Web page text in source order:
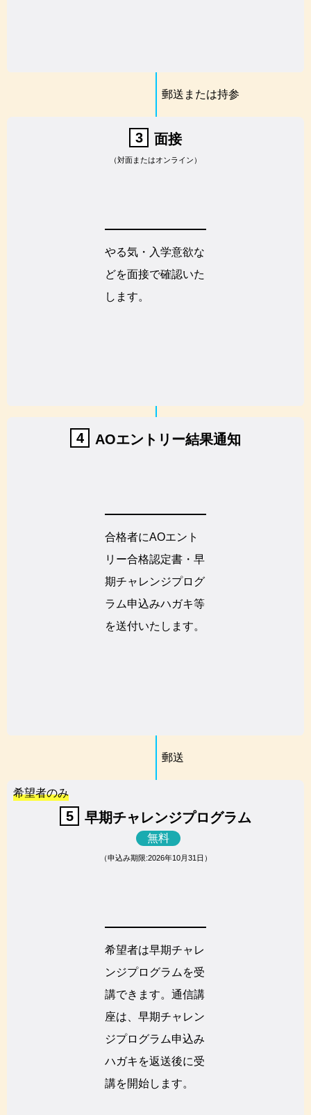
郵送または持参
3 面接
（対面またはオンライン）
やる気・入学意欲な
どを面接で確認いた
します。
4 AOエントリー結果通知
合格者にAOエント
リー合格認定書・早
期チャレンジプログ
ラム申込みハガキ等
を送付いたします。
郵送
希望者のみ
5 早期チャレンジプログラム
無料
（申込み期限:2026年10月31日）
希望者は早期チャレ
ンジプログラムを受
講できます。通信講
座は、早期チャレン
ジプログラム申込み
ハガキを返送後に受
講を開始します。